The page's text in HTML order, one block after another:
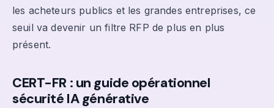
les acheteurs publics et les grandes entreprises, ce
seuil va devenir un filtre RFP de plus en plus
présent.
CERT-FR : un guide opérationnel
sécurité IA générative